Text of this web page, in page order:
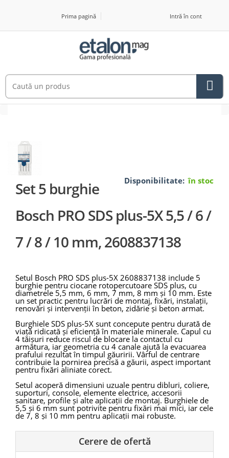
Prima pagină Intră în cont
Disponibilitate: în stoc
Set 5 burghie
Bosch PRO SDS plus-5X 5,5 / 6 /
7 / 8 / 10 mm, 2608837138
Setul Bosch PRO SDS plus-5X 2608837138 include 5
burghie pentru ciocane rotopercutoare SDS plus, cu
diametrele 5,5 mm, 6 mm, 7 mm, 8 mm și 10 mm. Este
un set practic pentru lucrări de montaj, fixări, instalații,
renovări și intervenții în beton, zidărie și beton armat.
Burghiele SDS plus-5X sunt concepute pentru durată de
viață ridicată și eficiență în materiale minerale. Capul cu
4 tăișuri reduce riscul de blocare la contactul cu
armătura, iar geometria cu 4 canale ajută la evacuarea
prafului rezultat în timpul găuririi. Vârful de centrare
contribuie la pornirea precisă a găurii, aspect important
pentru fixări aliniate corect.
Setul acoperă dimensiuni uzuale pentru dibluri, coliere,
suporturi, console, elemente electrice, accesorii
sanitare, profile și alte aplicații de montaj. Burghiele de
5,5 și 6 mm sunt potrivite pentru fixări mai mici, iar cele
de 7, 8 și 10 mm pentru aplicații mai robuste.
Bosch 2608837138 este potrivit pentru utilizatori care
au nevoie de un set compact, versatil și durabil pentru
lucrări curente în materiale minerale. Pentru rezultate
bune, burghiele trebuie folosite cu sculă SDS plus
Cerere de ofertă